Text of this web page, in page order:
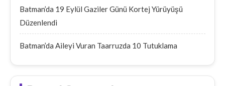
Batman’da 19 Eylül Gaziler Günü Kortej Yürüyüşü
Düzenlendi
Batman’da Aileyi Vuran Taarruzda 10 Tutuklama